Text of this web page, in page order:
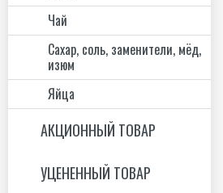
Чай
Сахар, соль, заменители, мёд,
изюм
Яйца
АКЦИОННЫЙ ТОВАР
УЦЕНЕННЫЙ ТОВАР